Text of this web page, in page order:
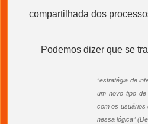
compartilhada dos
Podemos dizer que se
“estratégia de
um novo tipo de
com os usuários
nessa lógica”